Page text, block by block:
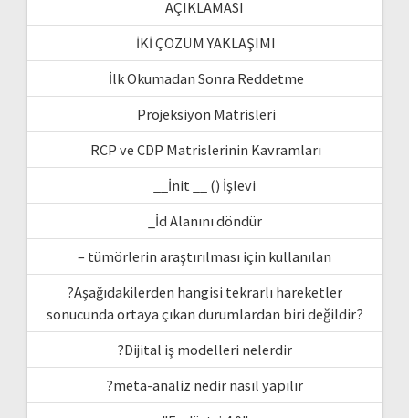
AÇIKLAMASI
İKİ ÇÖZÜM YAKLAŞIMI
İlk Okumadan Sonra Reddetme
Projeksiyon Matrisleri
RCP ve CDP Matrislerinin Kavramları
__İnit __ () İşlevi
_İd Alanını döndür
– tümörlerin araştırılması için kullanılan
?Aşağıdakilerden hangisi tekrarlı hareketler
sonucunda ortaya çıkan durumlardan biri değildir?
?Dijital iş modelleri nelerdir
?meta-analiz nedir nasıl yapılır